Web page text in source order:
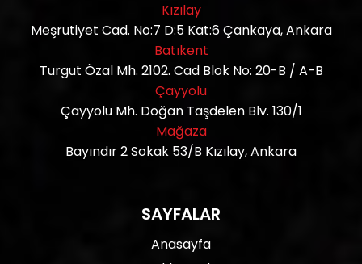
Kızılay
Meşrutiyet Cad. No:7 D:5 Kat:6 Çankaya, Ankara
Batıkent
Turgut Özal Mh. 2102. Cad Blok No: 20-B / A-B
Çayyolu
Çayyolu Mh. Doğan Taşdelen Blv. 130/1
Mağaza
Bayındır 2 Sokak 53/B Kızılay, Ankara
SAYFALAR
Anasayfa